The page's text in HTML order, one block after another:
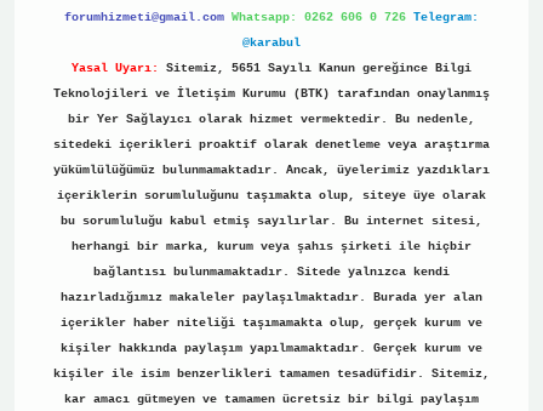
forumhizmeti@gmail.com Whatsapp: 0262 606 0 726 Telegram:
@karabul
Yasal Uyarı:
Sitemiz, 5651 Sayılı Kanun gereğince Bilgi
Teknolojileri ve İletişim Kurumu (BTK) tarafından onaylanmış
bir Yer Sağlayıcı olarak hizmet vermektedir. Bu nedenle,
sitedeki içerikleri proaktif olarak denetleme veya araştırma
yükümlülüğümüz bulunmamaktadır. Ancak, üyelerimiz yazdıkları
içeriklerin sorumluluğunu taşımakta olup, siteye üye olarak
bu sorumluluğu kabul etmiş sayılırlar. Bu internet sitesi,
herhangi bir marka, kurum veya şahıs şirketi ile hiçbir
bağlantısı bulunmamaktadır. Sitede yalnızca kendi
hazırladığımız makaleler paylaşılmaktadır. Burada yer alan
içerikler haber niteliği taşımamakta olup, gerçek kurum ve
kişiler hakkında paylaşım yapılmamaktadır. Gerçek kurum ve
kişiler ile isim benzerlikleri tamamen tesadüfidir. Sitemiz,
kar amacı gütmeyen ve tamamen ücretsiz bir bilgi paylaşım